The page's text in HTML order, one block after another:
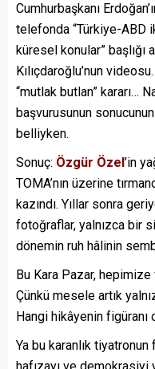
Cumhurbaşkanı
telefonda “Türkiye-
küresel konular” başlığı
Kılıçdaroğlu’nun
“mutlak butlan” kararı…
başvurusunun
belliyken.
Sonuç: Özgür Özel’in
TOMA’nın üzerine
kazındı. Yıllar sonra
fotoğraflar, yalnızca bir
dönemin ruh hâlinin
Bu Kara Pazar, hepimize
Çünkü mesele artık
Hangi hikâyenin
Ya bu karanlık